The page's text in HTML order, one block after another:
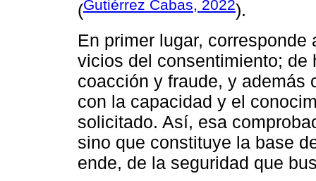
(Gutiérrez Cabas, 2022).
En primer lugar,
vicios del consentimiento; de
coacción y fraude, y además
con la capacidad y el
solicitado. Así, esa
sino que constituye la base
ende, de la seguridad que